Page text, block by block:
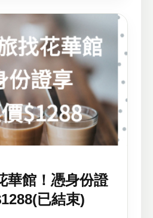
華館！憑身份證
已結束)